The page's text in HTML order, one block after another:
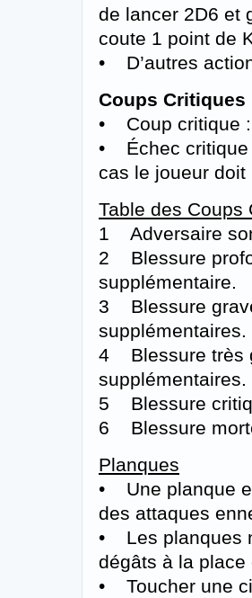
de lancer 2D6 et
coute 1 point de
• D’autres
Coups Critiques
• Coup critique :
• Échec critique
cas le joueur
Table des Coups
1 Adversaire
2 Blessure
supplémentaire.
3 Blessure
supplémentaires.
4 Blessure très
supplémentaires.
5 Blessure
6 Blessure
Planques
• Une planque
des attaques
• Les planques
dégâts à la
• Toucher une